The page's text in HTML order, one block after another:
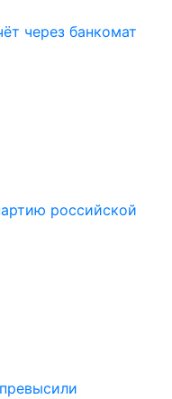
через банкомат
российской